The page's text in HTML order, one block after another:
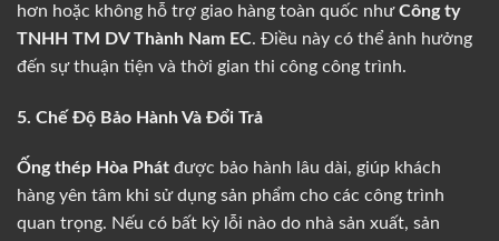
hơn hoặc không hỗ trợ giao hàng toàn quốc nhưCông ty
TNHH TM DV Thành Nam EC. Điều này có thể ảnh hưởng
đến sự thuận tiện và thời gian thi công công trình.
5. Chế Độ Bảo Hành Và Đổi Trả
Ống thép Hòa Phát được bảo hành lâu dài, giúp khách
hàng yên tâm khi sử dụng sản phẩm cho các công trình
quan trọng. Nếu có bất kỳ lỗi nào do nhà sản xuất, sản